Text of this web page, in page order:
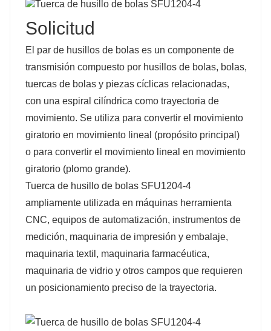
Solicitud
El par de husillos de bolas es un componente de
transmisión compuesto por husillos de bolas, bolas,
tuercas de bolas y piezas cíclicas relacionadas,
con una espiral cilíndrica como trayectoria de
movimiento. Se utiliza para convertir el movimiento
giratorio en movimiento lineal (propósito principal)
o para convertir el movimiento lineal en movimiento
giratorio (plomo grande).
Tuerca de husillo de bolas SFU1204-4
ampliamente utilizada en máquinas herramienta
CNC, equipos de automatización, instrumentos de
medición, maquinaria de impresión y embalaje,
maquinaria textil, maquinaria farmacéutica,
maquinaria de vidrio y otros campos que requieren
un posicionamiento preciso de la trayectoria.